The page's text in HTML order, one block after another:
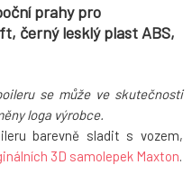
prahy pro
černý lesklý plast ABS,
se může ve skutečnosti
loga výrobce.
barevně sladit s vozem,
3D samolepek Maxton.